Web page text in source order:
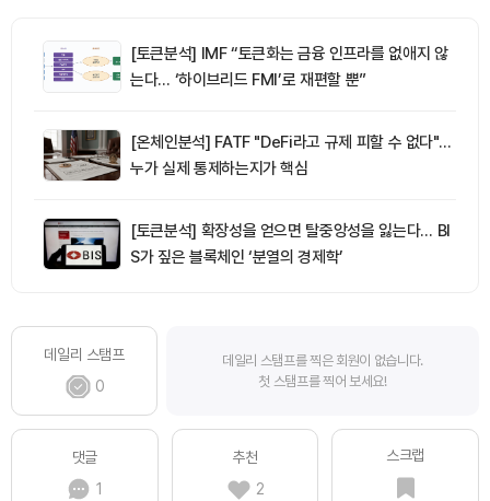
[토큰분석] IMF “토큰화는 금융 인프라를 없애지 않
는다… ‘하이브리드 FMI’로 재편할 뿐”
[온체인분석] FATF "DeFi라고 규제 피할 수 없다"…
누가 실제 통제하는지가 핵심
[토큰분석] 확장성을 얻으면 탈중앙성을 잃는다… BI
S가 짚은 블록체인 ‘분열의 경제학’
데일리 스탬프
0
데일리 스탬프를 찍은 회원이 없습니다.
첫 스탬프를 찍어 보세요!
댓글
1
추천
2
스크랩